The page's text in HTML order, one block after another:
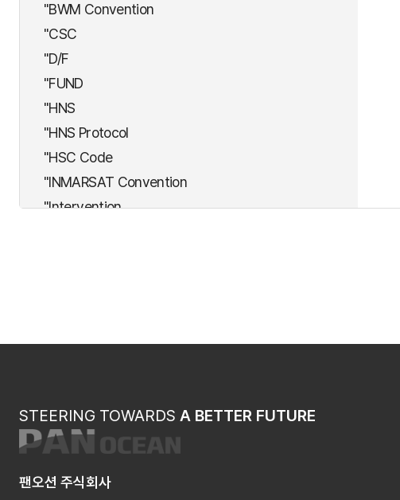
"BWM Convention
"CSC
"D/F
"FUND
"HNS
"HNS Protocol
"HSC Code
"INMARSAT Convention
"Intervention
"SUA
6대 자동차 선사
건조감리계약
STEERING TOWARDS A BETTER FUTURE
팬오션 주식회사